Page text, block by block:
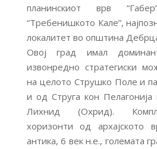
планинскиот врв
“Требенишкото Кале”,
локалитет во општина
Овој град имал
извонредно стратегиски
на целото Струшко Поле и
и од Струга кон
Лихнид (Охрид).
хоризонти од архајското
антика, 6 век н.е., големата